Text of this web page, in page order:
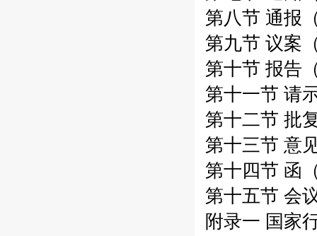
第八节 通报
第九节 议案
第十节 报告
第十一节 请
第十二节 批
第十三节 意
第十四节 函
第十五节 会
附录一 国家